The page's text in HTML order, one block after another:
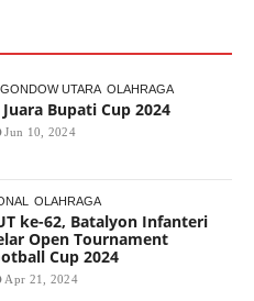
UTARA OLAHRAGA
Juara Bupati Cup 2024
Jun 10, 2024
OLAHRAGA
ke-62, Batalyon Infanteri
Open Tournament
Cup 2024
Apr 21, 2024